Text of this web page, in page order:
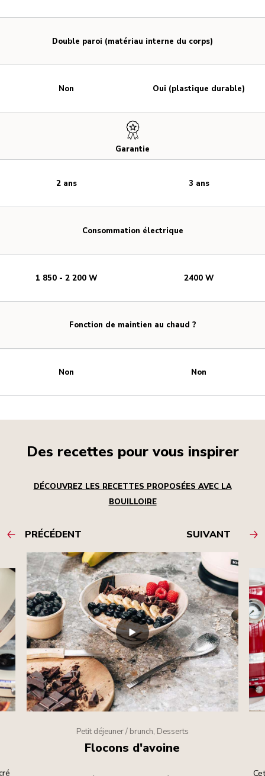
Double paroi (matériau interne du corps)
Garantie
Consommation électrique
Fonction de maintien au chaud ?
Non
2 ans
1 850 - 2 200 W
Non
Oui (plastique durable)
3 ans
2400 W
Non
Des recettes pour vous inspirer
DÉCOUVREZ LES RECETTES PROPOSÉES AVEC LA
BOUILLOIRE
PRÉCÉDENT SUIVANT
Petit déjeuner / brunch, Desserts
Flocons d'avoine